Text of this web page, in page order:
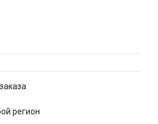
регион